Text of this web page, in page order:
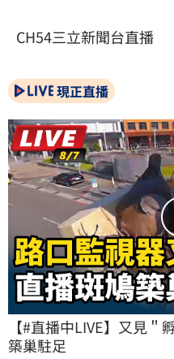
CH54三立新聞台直播
現正直播
【#直播中LIVE】又見
築巢駐足